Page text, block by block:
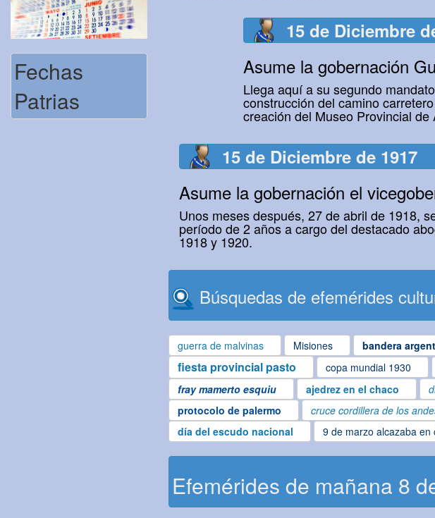
Fechas
Patrias
15 de Diciembre
Asume la gobernación
Llega aquí a su segundo
construcción del camino
creación del Museo Provincial
15 de Diciembre de 1917
Asume la gobernación el
Unos meses después, 27 de abril de 1918,
período de 2 años a cargo del destacado
1918 y 1920.
Búsquedas de efemérides
guerra de malvinas Misiones bandera
fiesta provincial pasto copa mundial 1930
fray mamerto esquiu
ajedrez en el chaco
protocolo de palermo
cruce cordillera de los
día del escudo nacional
9 de marzo alcazaba en
Efemérides de mañana 8